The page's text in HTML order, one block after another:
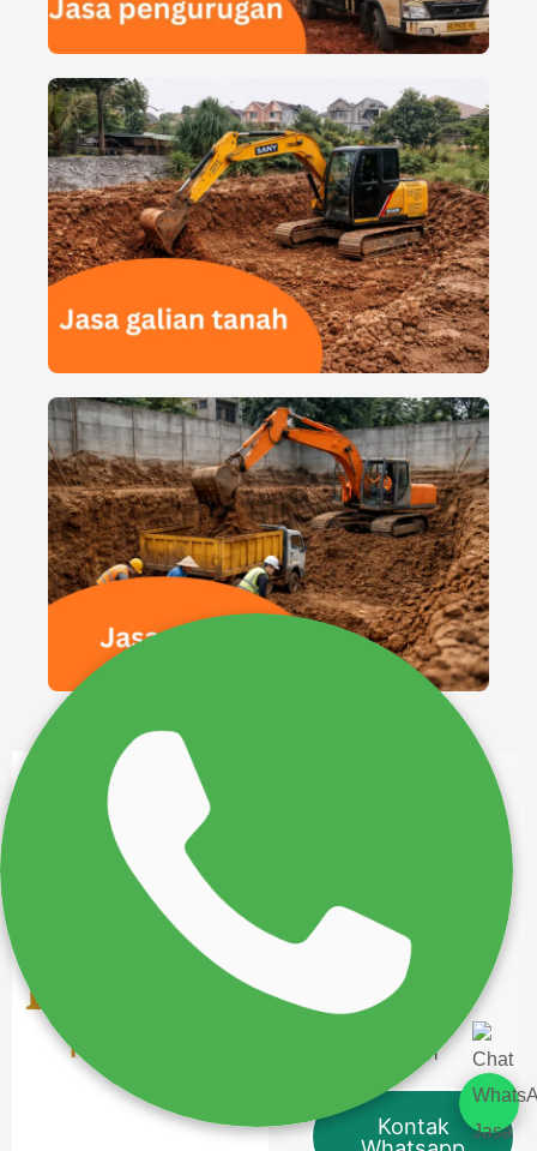
Konsultasi Gratis
untuk semua jasa
yang kami
sediakan
Kontak